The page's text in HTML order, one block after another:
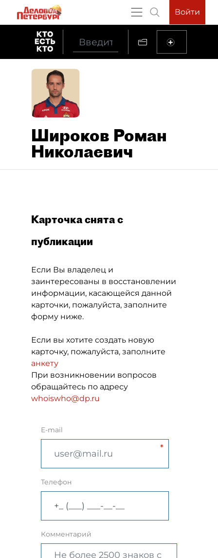
Войти
Широков Роман
Николаевич
Карточка снята с
публикации
Если Вы владелец и
заинтересованы в восстановлении
информации, касающейся данной
карточки, пожалуйста, заполните
форму ниже.
Если вы хотите создать новую
карточку, пожалуйста, заполните
анкету
При возникновении вопросов
обращайтесь по адресу
whoiswho@dp.ru
E-mail
Телефон
Комментарий